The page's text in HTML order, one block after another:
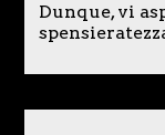
Dunque, vi